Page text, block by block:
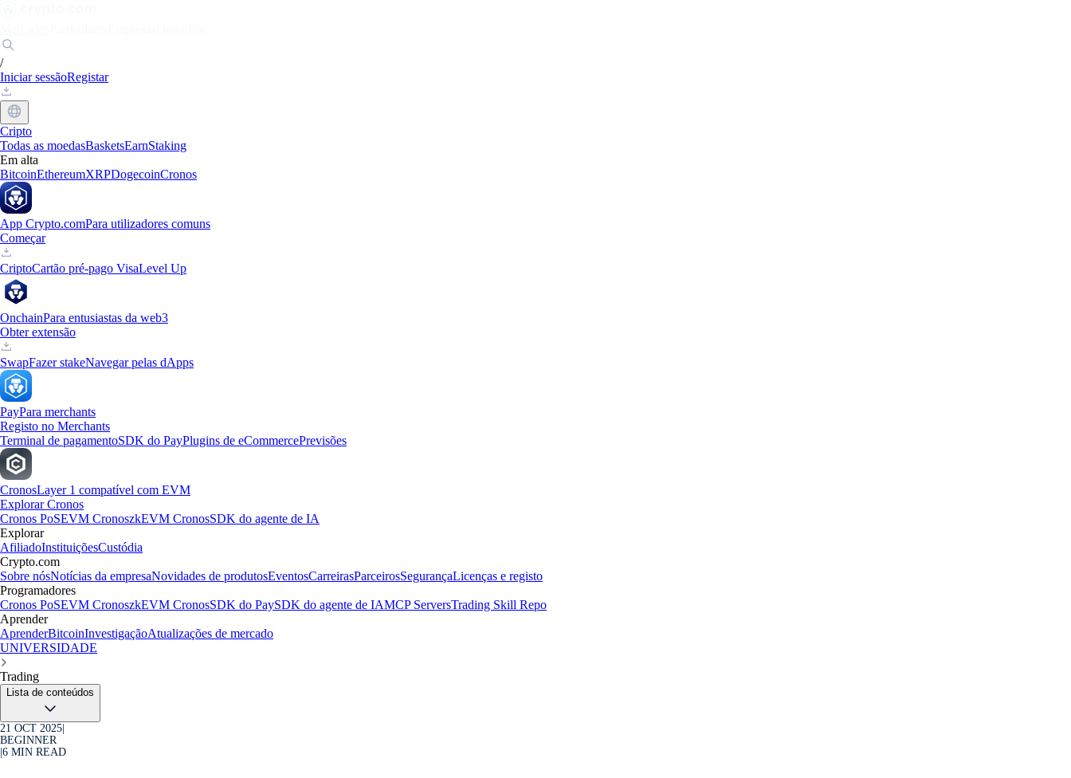
/
Iniciar sessãoRegistar
Cripto
Todas as moedasBasketsEarnStaking
Em alta
BitcoinEthereumXRPDogecoinCronos
App Crypto.comPara utilizadores comuns
Começar
CriptoCartão pré-pago VisaLevel Up
OnchainPara entusiastas da web3
Obter extensão
SwapFazer stakeNavegar pelas dApps
PayPara merchants
Registo no Merchants
Terminal de pagamentoSDK do PayPlugins de eCommercePrevisões
CronosLayer 1 compatível com EVM
Explorar Cronos
Cronos PoSEVM CronoszkEVM CronosSDK do agente de IA
Explorar
AfiliadoInstituiçõesCustódia
Crypto.com
Sobre nósNotícias da empresaNovidades de produtosEventosCarreirasParceirosSegurançaLicenças e registo
Programadores
Cronos PoSEVM CronoszkEVM CronosSDK do PaySDK do agente de IAMCP ServersTrading Skill Repo
Aprender
AprenderBitcoinInvestigaçãoAtualizações de mercado
UNIVERSIDADE
Trading
Lista de conteúdos
21 OCT 2025
BEGINNER
6 MIN READ